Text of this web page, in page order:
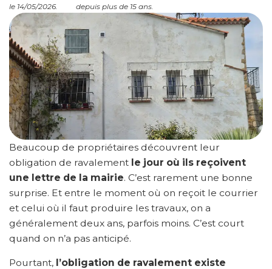
le 14/05/2026.
depuis plus de 15 ans.
Beaucoup de propriétaires découvrent leur
obligation de ravalement le jour où ils reçoivent
une lettre de la mairie. C’est rarement une bonne
surprise. Et entre le moment où on reçoit le courrier
et celui où il faut produire les travaux, on a
généralement deux ans, parfois moins. C’est court
quand on n’a pas anticipé.
Pourtant, l’obligation de ravalement existe